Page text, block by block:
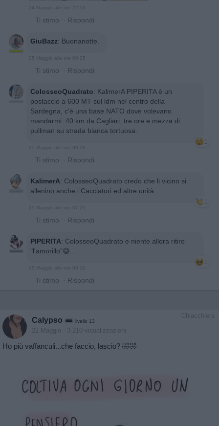
24 Maggio alle ore 22:13
· Ti stimo · Rispondi
GiuBazz: Buonanotte.
25 Maggio alle ore 00:25
· Ti stimo · Rispondi
ColosseoQuadrato: KalimerA PIPERITA è un
postaccio a 600 MT sul ldm nel centro della
Sardegna, c'è una base NATO dove volevano
mandarmi. 40 km da Cagliari, tre ore e mezza di
pullman su strada bianca tortuosa.
1
25 Maggio alle ore 00:28
· Ti stimo · Rispondi
KalimerA: ColosseoQuadrato credo che li vicino si
allenino anche i Cacciatori ed altre unità ...
1
25 Maggio alle ore 07:25
· Ti stimo · Rispondi
PIPERITA: ColosseoQuadrato e niente allora ritiro
"l'amorillo"😅...
1
25 Maggio alle ore 08:10
· Ti stimo · Rispondi
Chiacchiera
Calypso livello 13
22 Maggio - 3.210 visualizzazioni
Ho più vaffanculi...che faccio, lascio? 🤣🤣